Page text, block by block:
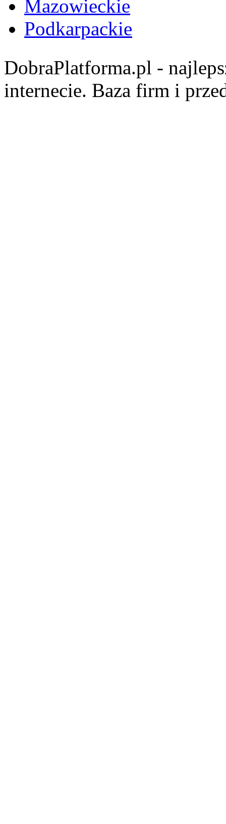
Mazowieckie
Podkarpackie
DobraPlatforma.pl -
internecie. Baza firm i